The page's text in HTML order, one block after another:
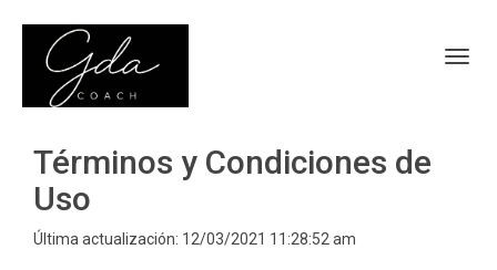
Términos y Condiciones de
Uso
Última actualización: 12/03/2021 11:28:52 am